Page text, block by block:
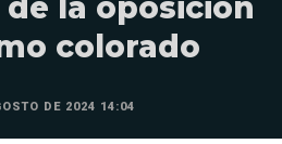
colorado
DE 2024 14:04